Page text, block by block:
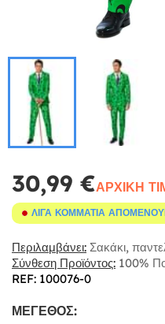
30,99 €ΑΡΧΙΚΉ
ΛΊΓΑ ΚΟΜΜΆΤΙΑ
Περιλαμβάνει: Σακάκι,
Σύνθεση Προϊόντος: 100%
REF: 100076-0
ΜΈΓΕΘΟΣ: